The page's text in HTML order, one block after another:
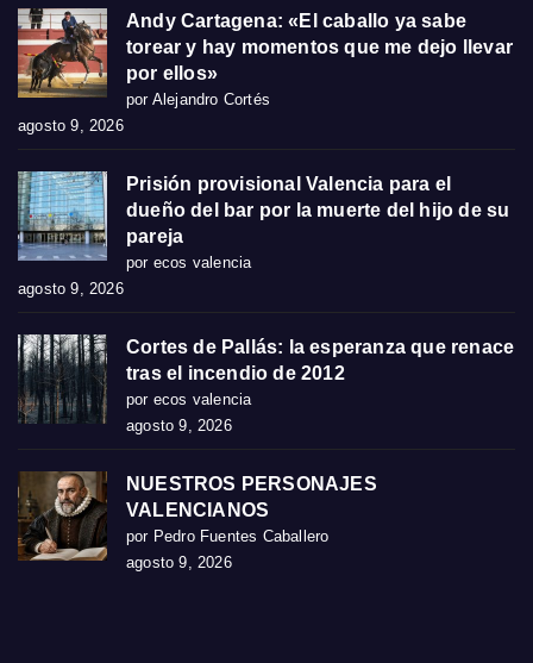
Andy Cartagena: «El caballo ya sabe
torear y hay momentos que me dejo llevar
por ellos»
por Alejandro Cortés
agosto 9, 2026
Prisión provisional Valencia para el
dueño del bar por la muerte del hijo de su
pareja
por ecos valencia
agosto 9, 2026
Cortes de Pallás: la esperanza que renace
tras el incendio de 2012
por ecos valencia
agosto 9, 2026
NUESTROS PERSONAJES
VALENCIANOS
por Pedro Fuentes Caballero
agosto 9, 2026